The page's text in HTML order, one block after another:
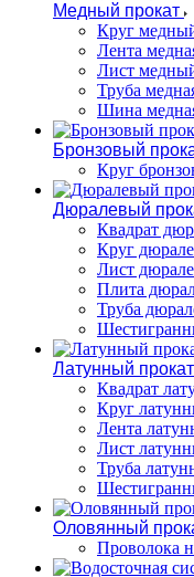
Медный прокат
Круг
Лента
Лист
Труба
Шина
Бронзовый
Круг
Дюралевый
Квадрат
Круг
Лист
Плита
Труба
Латунный прокат
Квадрат
Круг
Лента
Лист
Труба
Оловянный
Проволока